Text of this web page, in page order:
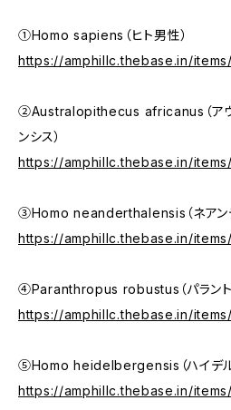
①Homo sapiens（ヒト男性）
https://amphillc.thebase.in/
②Australopithecus africanus（アウ
ンシス）
https://amphillc.thebase.in/
③Homo neanderthalensis（ネアン
https://amphillc.thebase.in/
④Paranthropus robustus（パラント
https://amphillc.thebase.in/
⑤Homo heidelbergensis（ハイデル
https://amphillc.thebase.in/